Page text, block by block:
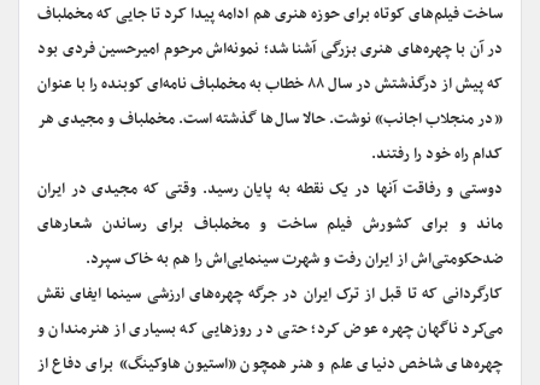
ساخت فیلم‌های کوتاه برای حوزه هنری هم ادامه پیدا کرد تا جایی که مخملباف
در آن با چهره‌های هنری بزرگی آشنا شد؛ نمونه‌اش مرحوم امیرحسین فردی بود
که پیش از درگذشتش در سال ۸۸ خطاب به مخملباف نامه‌ای کوبنده را با عنوان
«‌در منجلاب اجانب» نوشت. حالا سال‌ها گذشته است. مخملباف و مجیدی هر
کدام راه خود را رفتند.
دوستی و رفاقت آنها در یک نقطه به پایان رسید. وقتی که مجیدی در ایران
ماند و برای کشورش فیلم ساخت و مخملباف برای رساندن شعارهای
ضدحکومتی‌اش از ایران رفت و شهرت سینمایی‌اش را هم به خاک سپرد.
کارگردانی که تا قبل از ترک ایران در جرگه چهره‌های ارزشی سینما ایفای نقش
می‌کرد ناگهان چهره عوض کرد؛ حتی در روزهایی که بسیاری از هنرمندان و
چهره‌های شاخص دنیای علم و هنر همچون «استیون هاوکینگ»‌ برای دفاع از